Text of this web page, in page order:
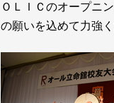
ＯＬＩＣのオープニ
の願いを込めて力強